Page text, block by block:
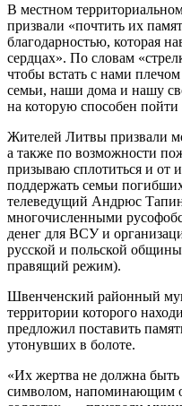
В местном
призвали «почтить их
благодарностью, которая
сердцах». По словам
чтобы встать с нами
семьи, наши дома и нашу
на которую способен пойти
Жителей Литвы призвали
а также по возможности
призываю сплотиться и от
поддержать семьи
телеведущий Андрюс
многочисленными
денег для ВСУ и
русской и польской
правящий режим).
Швенченский районный
территории которого
предложил поставить
утонувших в болоте.
«Их жертва не должна быть
символом, напоминающим